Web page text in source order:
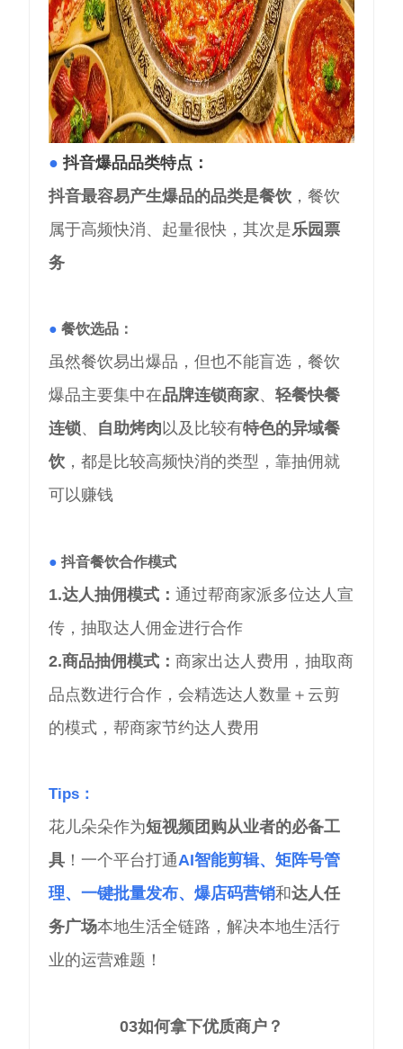
● 抖音爆品品类特点：
抖音最容易产生爆品的品类是餐饮，餐饮
属于高频快消、起量很快，其次是乐园票
务
● 餐饮选品：
虽然餐饮易出爆品，但也不能盲选，餐饮
爆品主要集中在品牌连锁商家、 轻餐快餐
连锁、 自助烤肉 以及比较有特色的异域餐
饮，都是比较高频快消的类型，靠抽佣就
可以赚钱
● 抖音餐饮合作模式
1.达人抽佣模式： 通过帮商家派多位达人宣
传，抽取达人佣金进行合作
2.商品抽佣模式： 商家出达人费用，抽取商
品点数进行合作，会精选达人数量＋云剪
的模式，帮商家节约达人费用
Tips：
花儿朵朵作为短视频团购从业者的必备工
具！一个平台打通AI智能剪辑、矩阵号管
理、一键批量发布、爆店码营销和达人任
务广场本地生活全链路，解决本地生活行
业的运营难题！
03如何拿下优质商户？